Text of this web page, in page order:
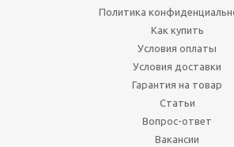
Политика
Как купить
Условия оплаты
Условия доставки
Гарантия на товар
Статьи
Вопрос-ответ
Вакансии